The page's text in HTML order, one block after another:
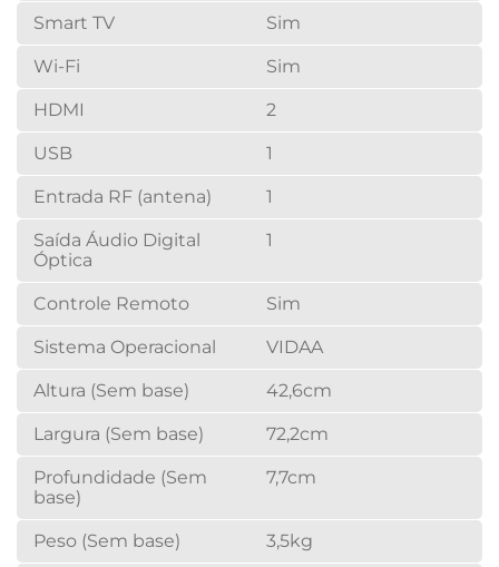
Smart TV Sim
Wi-Fi Sim
HDMI 2
USB 1
Entrada RF (antena) 1
Saída Áudio Digital
Óptica
1
Controle Remoto Sim
Sistema Operacional VIDAA
Altura (Sem base) 42,6cm
Largura (Sem base) 72,2cm
Profundidade (Sem
base)
7,7cm
Peso (Sem base) 3,5kg